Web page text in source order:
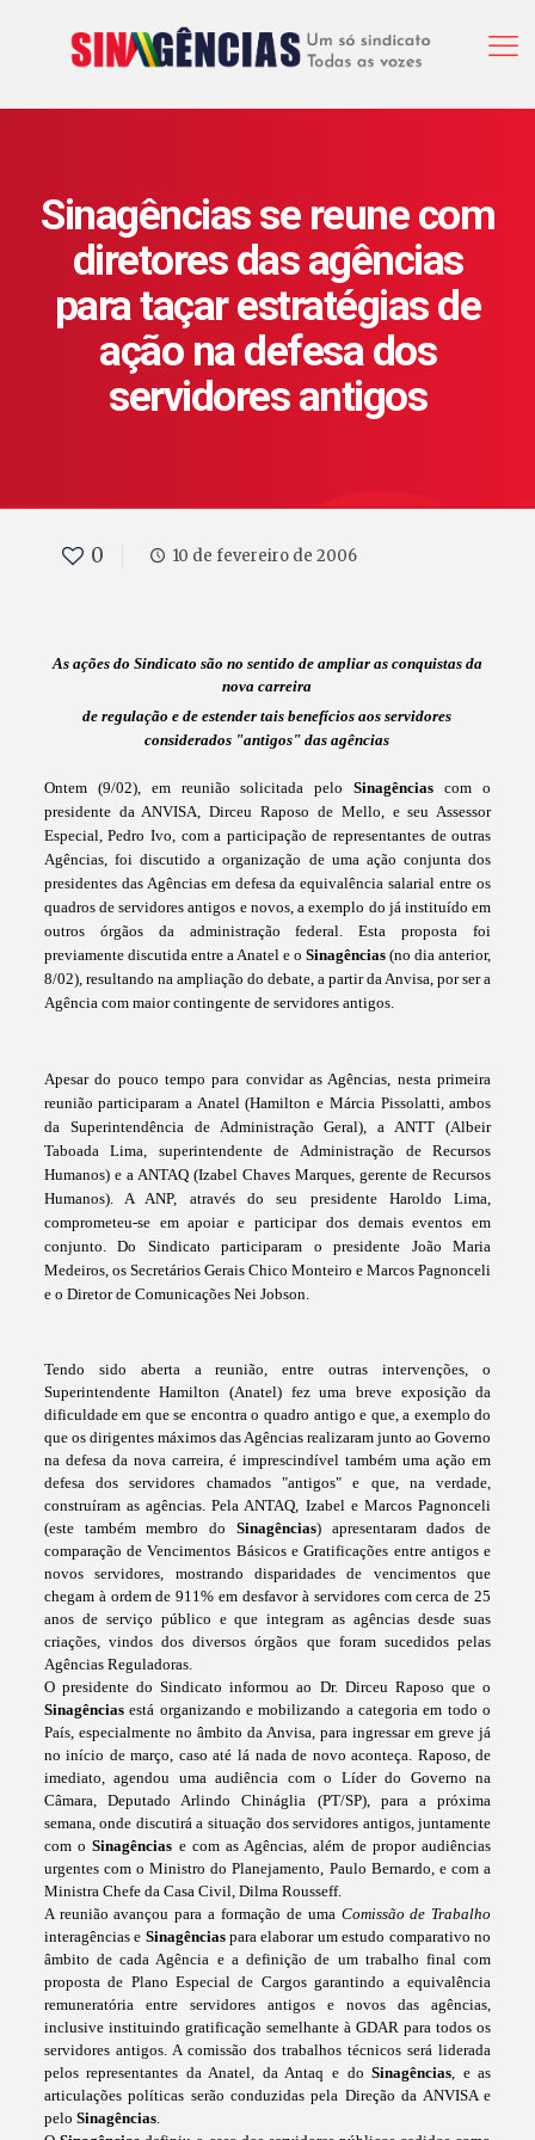
Sinagências se reune com
diretores das agências
para taçar estratégias de
ação na defesa dos
servidores antigos
0 10 de fevereiro de 2006
As ações do Sindicato são no sentido de ampliar as conquistas da
nova carreira
de regulação e de estender tais benefícios aos servidores
considerados "antigos" das agências
Ontem (9/02), em reunião solicitada peloSinagências com o
presidente da ANVISA, Dirceu Raposo de Mello, e seu Assessor
Especial, Pedro Ivo, com a participação de representantes de outras
Agências, foi discutido a organização de uma ação conjunta dos
presidentes das Agências em defesa da equivalência salarial entre os
quadros de servidores antigos e novos, a exemplo do já instituído em
outros órgãos da administração federal. Esta proposta foi
previamente discutida entre a Anatel e oSinagências (no dia anterior,
8/02), resultando na ampliação do debate, a partir da Anvisa, por ser a
Agência com maior contingente de servidores antigos.
Apesar do pouco tempo para convidar as Agências, nesta primeira
reunião participaram a Anatel (Hamilton e Márcia Pissolatti, ambos
da Superintendência de Administração Geral), a ANTT (Albeir
Taboada Lima, superintendente de Administração de Recursos
Humanos) e a ANTAQ (Izabel Chaves Marques, gerente de Recursos
Humanos). A ANP, através do seu presidente Haroldo Lima,
comprometeu-se em apoiar e participar dos demais eventos em
conjunto. Do Sindicato participaram o presidente João Maria
Medeiros, os Secretários Gerais Chico Monteiro e Marcos Pagnonceli
e o Diretor de Comunicações Nei Jobson.
Tendo sido aberta a reunião, entre outras intervenções, o
Superintendente Hamilton (Anatel) fez uma breve exposição da
dificuldade em que se encontra o quadro antigo e que, a exemplo do
que os dirigentes máximos das Agências realizaram junto ao Governo
na defesa da nova carreira, é imprescindível também uma ação em
defesa dos servidores chamados "antigos" e que, na verdade,
construíram as agências. Pela ANTAQ, Izabel e Marcos Pagnonceli
(este também membro do Sinagências) apresentaram dados de
comparação de Vencimentos Básicos e Gratificações entre antigos e
novos servidores, mostrando disparidades de vencimentos que
chegam à ordem de 911% em desfavor à servidores com cerca de 25
anos de serviço público e que integram as agências desde suas
criações, vindos dos diversos órgãos que foram sucedidos pelas
Agências Reguladoras.
O presidente do Sindicato informou ao Dr. Dirceu Raposo que o
Sinagênciasestá organizando e mobilizando a categoria em todo o
País, especialmente no âmbito da Anvisa, para ingressar em greve já
no início de março, caso até lá nada de novo aconteça. Raposo, de
imediato, agendou uma audiência com o Líder do Governo na
Câmara, Deputado Arlindo Chináglia (PT/SP), para a próxima
semana, onde discutirá a situação dos servidores antigos, juntamente
com oSinagências e com as Agências, além de propor audiências
urgentes com o Ministro do Planejamento, Paulo Bernardo, e com a
Ministra Chefe da Casa Civil, Dilma Rousseff.
A reunião avançou para a formação de uma Comissão de Trabalho
interagências e Sinagênciaspara elaborar um estudo comparativo no
âmbito de cada Agência e a definição de um trabalho final com
proposta de Plano Especial de Cargos garantindo a equivalência
remuneratória entre servidores antigos e novos das agências,
inclusive instituindo gratificação semelhante à GDAR para todos os
servidores antigos. A comissão dos trabalhos técnicos será liderada
pelos representantes da Anatel, da Antaq e doSinagências, e as
articulações políticas serão conduzidas pela Direção da ANVISA e
pelo Sinagências.